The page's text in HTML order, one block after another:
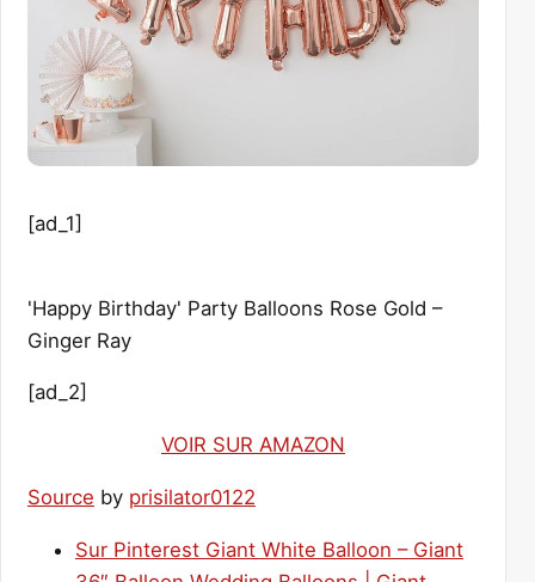
[ad_1]
'Happy Birthday' Party Balloons Rose Gold –
Ginger Ray
[ad_2]
VOIR SUR AMAZON
Source by prisilator0122
Sur Pinterest Giant White Balloon – Giant